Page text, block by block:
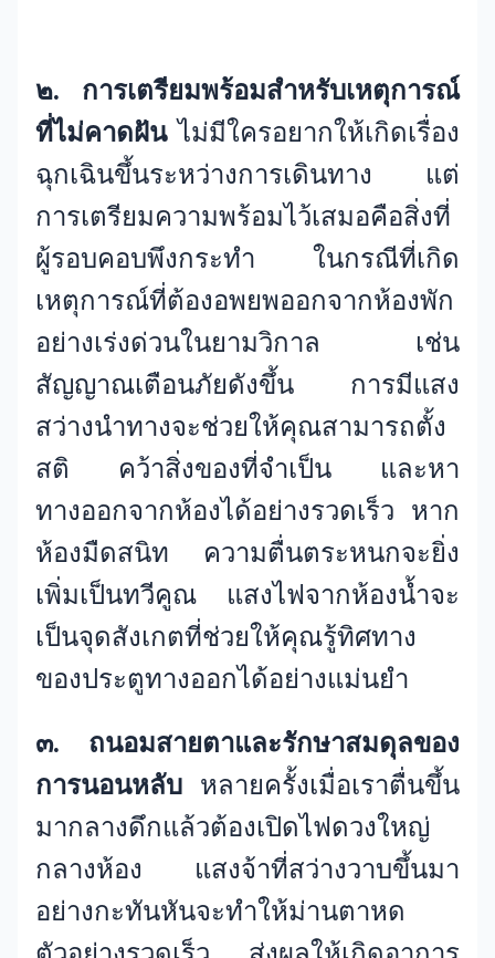
๒. การเตรียมพร้อมสำหรับเหตุการณ์
ที่ไม่คาดฝันไม่มีใครอยากให้เกิดเรื่อง
ฉุกเฉินขึ้นระหว่างการเดินทาง แต่
การเตรียมความพร้อมไว้เสมอคือสิ่งที่
ผู้รอบคอบพึงกระทำ ในกรณีที่เกิด
เหตุการณ์ที่ต้องอพยพออกจากห้องพัก
อย่างเร่งด่วนในยามวิกาล เช่น
สัญญาณเตือนภัยดังขึ้น การมีแสง
สว่างนำทางจะช่วยให้คุณสามารถตั้ง
สติ คว้าสิ่งของที่จำเป็น และหา
ทางออกจากห้องได้อย่างรวดเร็ว หาก
ห้องมืดสนิท ความตื่นตระหนกจะยิ่ง
เพิ่มเป็นทวีคูณ แสงไฟจากห้องน้ำจะ
เป็นจุดสังเกตที่ช่วยให้คุณรู้ทิศทาง
ของประตูทางออกได้อย่างแม่นยำ
๓. ถนอมสายตาและรักษาสมดุลของ
การนอนหลับ หลายครั้งเมื่อเราตื่นขึ้น
มากลางดึกแล้วต้องเปิดไฟดวงใหญ่
กลางห้อง แสงจ้าที่สว่างวาบขึ้นมา
อย่างกะทันหันจะทำให้ม่านตาหด